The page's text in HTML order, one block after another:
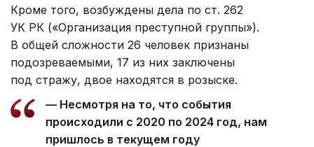
Кроме того, возбуждены дела по ст. 262
УК РК («Организация преступной группы»).
В общей сложности 26 человек признаны
подозреваемыми, 17 из них заключены
под стражу, двое находятся в розыске.
— Несмотря на то, что события
происходили с 2020 по 2024 год, нам
пришлось в текущем году